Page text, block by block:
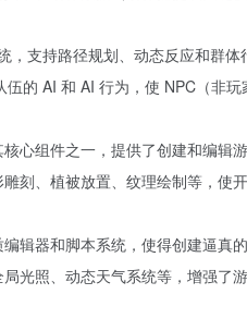
支持路径规划、动态反应和群体
的 AI 和 AI 行为，使 NPC（非
心组件之一，提供了创建和编辑
刻、植被放置、纹理绘制等，使
辑器和脚本系统，使得创建逼真
光照、动态天气系统等，增强了游